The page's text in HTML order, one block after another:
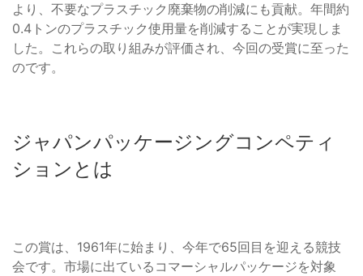
より、不要なプラスチック廃棄物の削減にも貢献。年間約
0.4トンのプラスチック使用量を削減することが実現しま
した。これらの取り組みが評価され、今回の受賞に至った
のです。
ジャパンパッケージングコンペティ
ションとは
この賞は、1961年に始まり、今年で65回目を迎える競技
会です。市場に出ているコマーシャルパッケージを対象